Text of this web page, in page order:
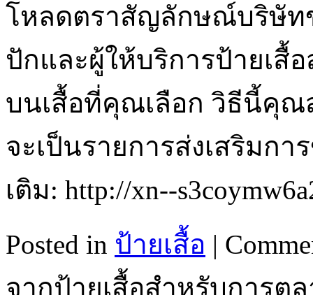
โหลดตราสัญลักษณ์บริษั
ปักและผู้ให้บริการป้ายเสื้
บนเสื้อที่คุณเลือก วิธีนี้คุณ
จะเป็นรายการส่งเสริมก
เติม: http://xn--
Posted in ป้ายเสื้อ |
จากป้ายเสื้อสำหรับการต